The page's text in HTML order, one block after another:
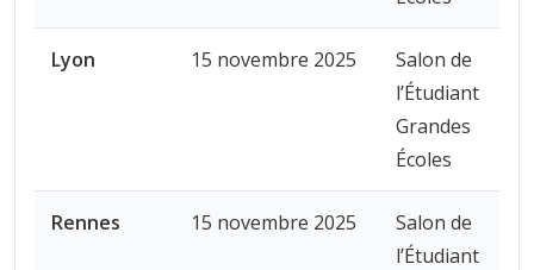
Lyon 15 novembre 2025
Salon de
l’Étudiant
Grandes
Écoles
Rennes 15 novembre 2025
Salon de
l’Étudiant